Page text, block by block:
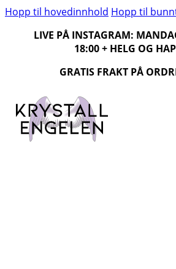
Hopp til hovedinnhold Hopp til
LIVE PÅ INSTAGRAM:
18:00 + HELG OG
GRATIS FRAKT PÅ